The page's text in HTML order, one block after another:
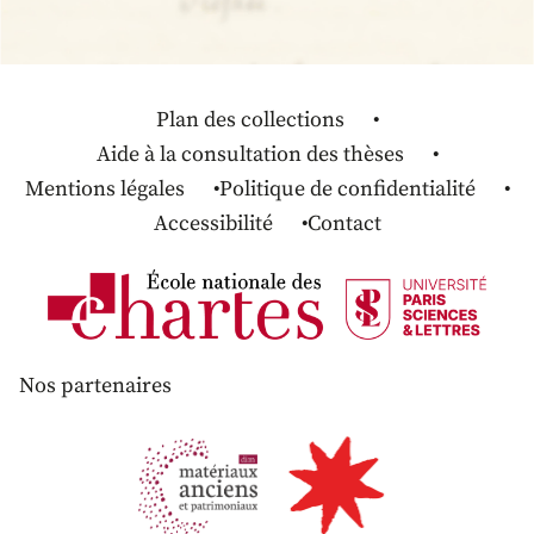
Plan des collections
Aide à la consultation des thèses
Mentions légales
Politique de confidentialité
Accessibilité
Contact
Nos partenaires